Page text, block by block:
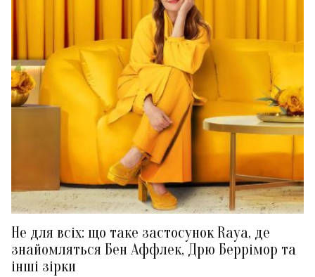
Не для всіх: що таке застосунок Raya, де
знайомляться Бен Аффлек, Дрю Беррімор та
інші зірки